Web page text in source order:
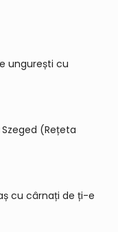
ungurești cu
(Rețeta
cu cârnați de ți-e